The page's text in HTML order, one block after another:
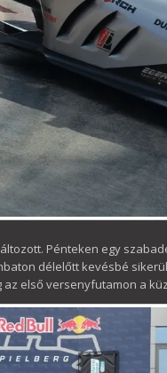
Pénteken egy
délelőtt kevésbé
első versenyfutamon a